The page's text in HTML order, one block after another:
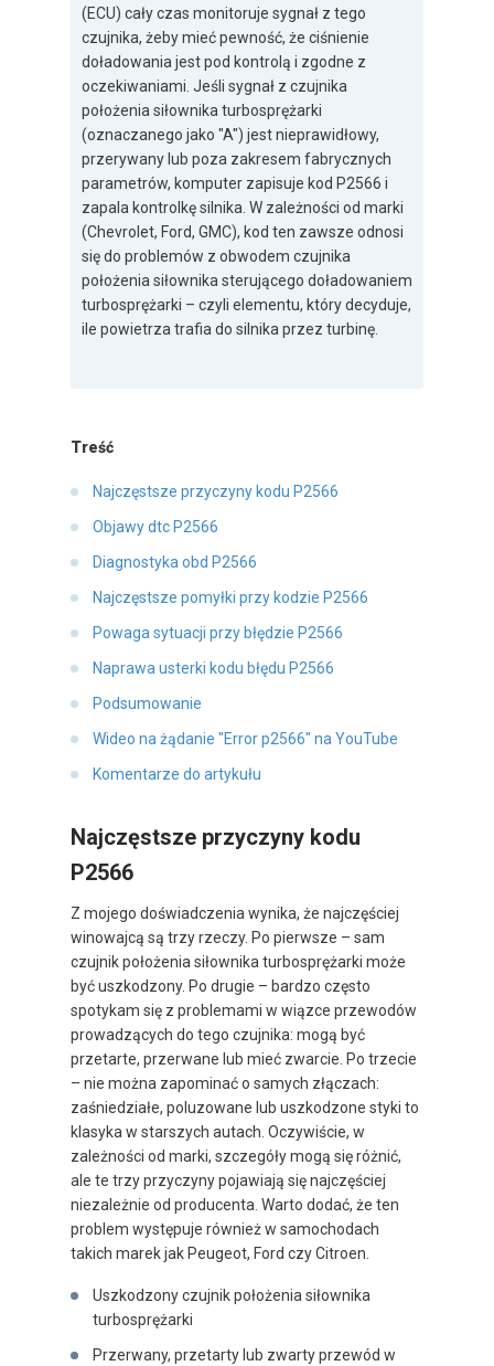
(ECU) cały czas monitoruje sygnał z tego
czujnika, żeby mieć pewność, że ciśnienie
doładowania jest pod kontrolą i zgodne z
oczekiwaniami. Jeśli sygnał z czujnika
położenia siłownika turbosprężarki
(oznaczanego jako "A") jest nieprawidłowy,
przerywany lub poza zakresem fabrycznych
parametrów, komputer zapisuje kod P2566 i
zapala kontrolkę silnika. W zależności od marki
(Chevrolet, Ford, GMC), kod ten zawsze odnosi
się do problemów z obwodem czujnika
położenia siłownika sterującego doładowaniem
turbosprężarki – czyli elementu, który decyduje,
ile powietrza trafia do silnika przez turbinę.
Treść
Najczęstsze przyczyny kodu P2566
Objawy dtc P2566
Diagnostyka obd P2566
Najczęstsze pomyłki przy kodzie P2566
Powaga sytuacji przy błędzie P2566
Naprawa usterki kodu błędu P2566
Podsumowanie
Wideo na żądanie "Error p2566" na YouTube
Komentarze do artykułu
Najczęstsze przyczyny kodu
P2566
Z mojego doświadczenia wynika, że najczęściej
winowajcą są trzy rzeczy. Po pierwsze – sam
czujnik położenia siłownika turbosprężarki może
być uszkodzony. Po drugie – bardzo często
spotykam się z problemami w wiązce przewodów
prowadzących do tego czujnika: mogą być
przetarte, przerwane lub mieć zwarcie. Po trzecie
– nie można zapominać o samych złączach:
zaśniedziałe, poluzowane lub uszkodzone styki to
klasyka w starszych autach. Oczywiście, w
zależności od marki, szczegóły mogą się różnić,
ale te trzy przyczyny pojawiają się najczęściej
niezależnie od producenta. Warto dodać, że ten
problem występuje również w samochodach
takich marek jak Peugeot, Ford czy Citroen.
Uszkodzony czujnik położenia siłownika
turbosprężarki
Przerwany, przetarty lub zwarty przewód w